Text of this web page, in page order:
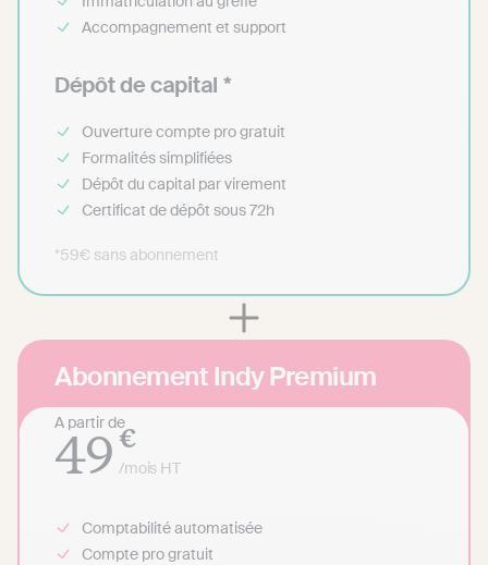
Accompagnement et support
Dépôt de capital *
Ouverture compte pro gratuit
Formalités simplifiées
Dépôt du capital par virement
Certificat de dépôt sous 72h
*59€ sans abonnement
Abonnement Indy Premium
A partir de
49 €
/mois HT
Comptabilité automatisée
Compte pro gratuit